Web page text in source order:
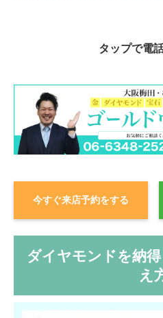
タップで電
今すぐ来店予約をする
ダイヤモンドを納
え